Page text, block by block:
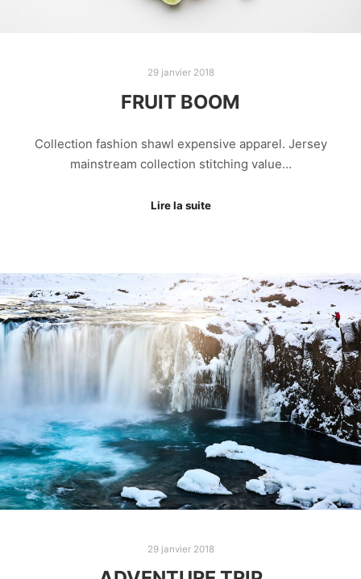
29 janvier 2018
FRUIT BOOM
Collection fashion shawl expensive apparel. Jersey
mainstream collection stitching value…
Lire la suite
29 janvier 2018